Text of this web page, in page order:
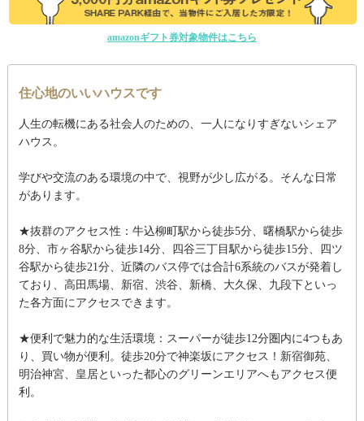
amazonギフト券対象物件はこちら
住心地のいいハウスです
人生の転機にある社会人のための、一人になりすぎないシェア
ハウス。
学びや交流のある環境の中で、視野が少し広がる。そんな日常
があります。
★抜群のアクセス性：牛込柳町駅から徒歩5分、曙橋駅から徒歩
8分、市ヶ谷駅から徒歩14分、四谷三丁目駅から徒歩15分、四ツ
谷駅から徒歩21分、近隣のバス停では合計6系統のバスが発着し
ており、高田馬場、新宿、渋谷、新橋、大久保、九段下といっ
た各方面にアクセスできます。
★便利で魅力的な生活環境：スーパーが徒歩12分圏内に4つもあ
り、買い物が便利。徒歩20分で神楽坂にアクセス！新宿御苑、
明治神宮、皇居といった都心のグリーンエリアへもアクセス便
利。